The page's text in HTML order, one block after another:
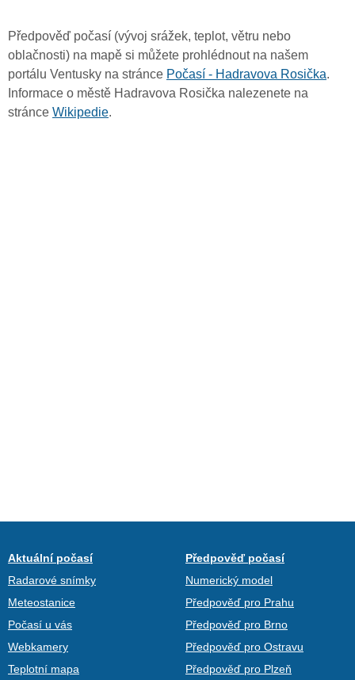
Předpověď počasí (vývoj srážek, teplot, větru nebo
oblačnosti) na mapě si můžete prohlédnout na našem
portálu Ventusky na stránce Počasí - Hadravova Rosička.
Informace o městě Hadravova Rosička nalezenete na
stránce Wikipedie.
Aktuální počasí
Radarové snímky
Meteostanice
Počasí u vás
Webkamery
Teplotní mapa
Předpověď počasí
Numerický model
Předpověď pro Prahu
Předpověď pro Brno
Předpověď pro Ostravu
Předpověď pro Plzeň